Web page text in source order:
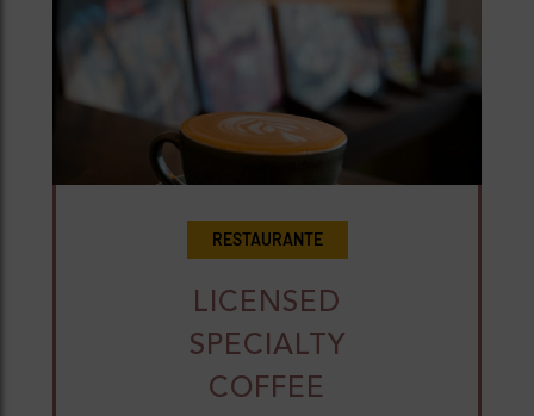
RESTAURANTE
LICENSED
SPECIALTY
COFFEE